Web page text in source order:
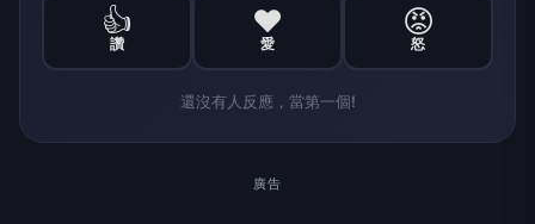
👍
讚
❤️
愛
😡
怒
還沒有人反應，當第一個!
廣告